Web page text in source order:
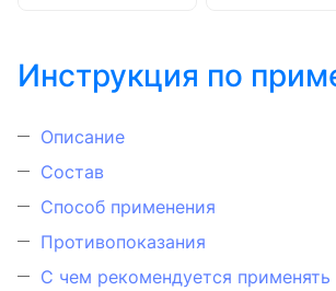
Инструкция по
Описание
Состав
Способ применения
Противопоказания
С чем рекомендуется применять